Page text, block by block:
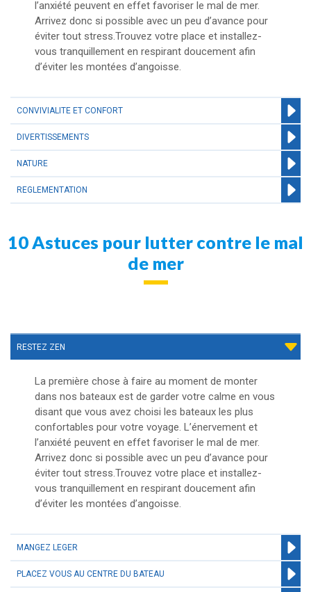
l’anxiété peuvent en effet favoriser le mal de mer.
Arrivez donc si possible avec un peu d’avance pour
éviter tout stress.Trouvez votre place et installez-
vous tranquillement en respirant doucement afin
d’éviter les montées d’angoisse.
CONVIVIALITE ET CONFORT
DIVERTISSEMENTS
NATURE
REGLEMENTATION
10 Astuces pour lutter contre le mal
de mer
RESTEZ ZEN
La première chose à faire au moment de monter
dans nos bateaux est de garder votre calme en vous
disant que vous avez choisi les bateaux les plus
confortables pour votre voyage. L’énervement et
l’anxiété peuvent en effet favoriser le mal de mer.
Arrivez donc si possible avec un peu d’avance pour
éviter tout stress.Trouvez votre place et installez-
vous tranquillement en respirant doucement afin
d’éviter les montées d’angoisse.
MANGEZ LEGER
PLACEZ VOUS AU CENTRE DU BATEAU